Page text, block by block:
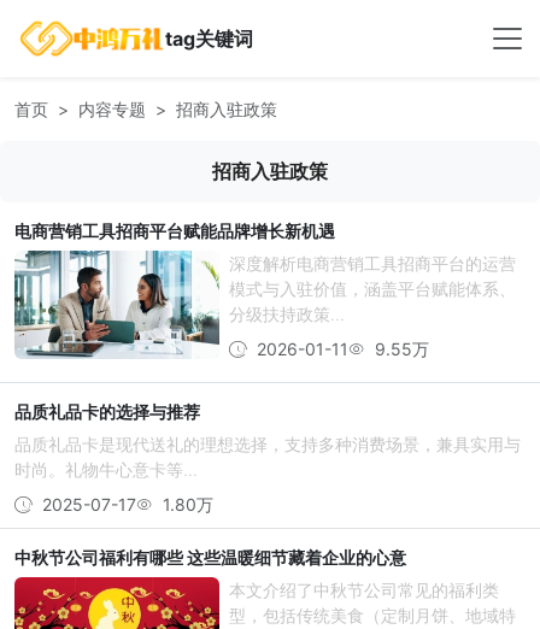
tag关键词
首页 内容专题 招商入驻政策
招商入驻政策
电商营销工具招商平台赋能品牌增长新机遇
深度解析电商营销工具招商平台的运营
模式与入驻价值，涵盖平台赋能体系、
分级扶持政策...
2026-01-11
9.55万
品质礼品卡的选择与推荐
品质礼品卡是现代送礼的理想选择，支持多种消费场景，兼具实用与
时尚。礼物牛心意卡等...
2025-07-17
1.80万
中秋节公司福利有哪些 这些温暖细节藏着企业的心意
本文介绍了中秋节公司常见的福利类
型，包括传统美食（定制月饼、地域特